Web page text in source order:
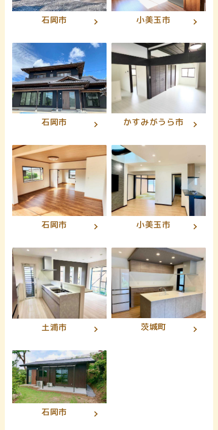
石岡市 小美玉市
石岡市 かすみがうら市
石岡市 小美玉市
土浦市 茨城町
石岡市